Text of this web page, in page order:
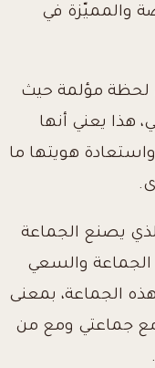
والمميّزة في
لحظة مؤلمة حيث
هذا يعني أنها
هويتها ما
يصنع الجماعة
الجماعة والسعي
الجماعة، بمعنى
جماعتي ومع من